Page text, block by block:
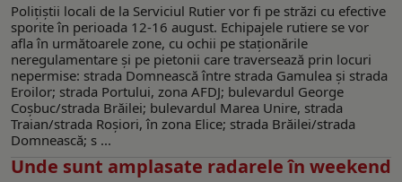
Polițiștii locali de la Serviciul Rutier vor fi pe străzi cu efective
sporite în perioada 12-16 august. Echipajele rutiere se vor
afla în următoarele zone, cu ochii pe staționările
neregulamentare și pe pietonii care traversează prin locuri
nepermise: strada Domnească între strada Gamulea și strada
Eroilor; strada Portului, zona AFDJ; bulevardul George
Coșbuc/strada Brăilei; bulevardul Marea Unire, strada
Traian/strada Roșiori, în zona Elice; strada Brăilei/strada
Domnească; s ...
Unde sunt amplasate radarele în weekend